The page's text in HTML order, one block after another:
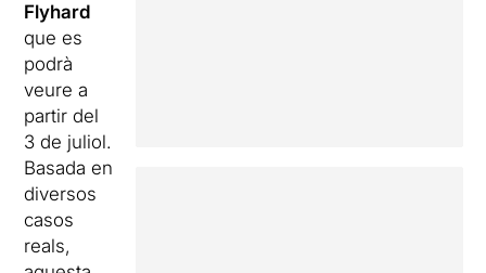
Flyhard
que es
podrà
veure a
partir del
3 de juliol.
Basada en
diversos
casos
reals,